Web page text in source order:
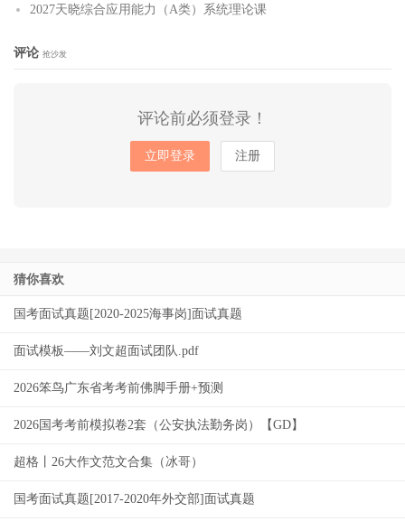
2027天晓综合应用能力（A类）系统理论课
评论 抢沙发
评论前必须登录！
立即登录 注册
猜你喜欢
国考面试真题[2020-2025海事岗]面试真题
面试模板——刘文超面试团队.pdf
2026笨鸟广东省考考前佛脚手册+预测
2026国考考前模拟卷2套（公安执法勤务岗）【GD】
超格丨26大作文范文合集（冰哥）
国考面试真题[2017-2020年外交部]面试真题